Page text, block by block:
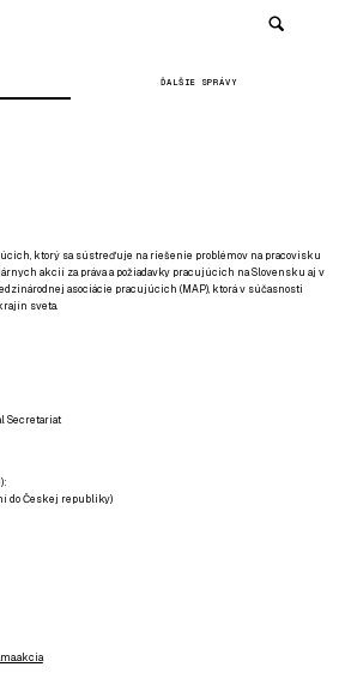
ĎALŠIE SPRÁVY
ktorý sa sústreďuje na riešenie problémov na pracovisku
akcií za práva a požiadavky pracujúcich na Slovensku aj v
asociácie pracujúcich (MAP), ktorá v súčasnosti
sveta.
Secretariat
do Českej republiky)